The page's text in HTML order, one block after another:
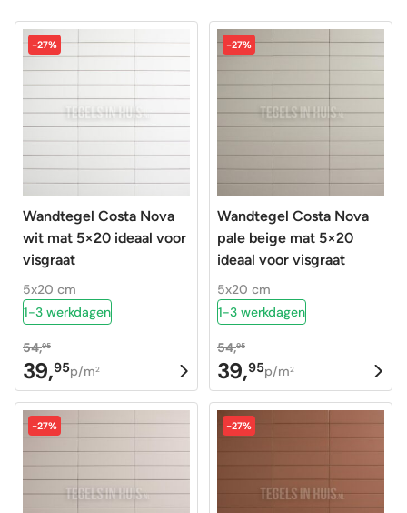
-27%
Wandtegel Costa Nova
wit mat 5×20 ideaal voor
visgraat
5x20 cm
1-3 werkdagen
54,95
Oorspronkelijke
prijs
was:
54,95.
39,95
Huidige
prijs
is:
39,95.
p/m2
-27%
Wandtegel Costa Nova
pale beige mat 5×20
ideaal voor visgraat
5x20 cm
1-3 werkdagen
54,95
Oorspronkelijke
prijs
was:
54,95.
39,95
Huidige
prijs
is:
39,95.
p/m2
-27% -27%